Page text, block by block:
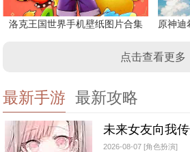
洛克王国世界手机壁纸图片合集
点击查看更多
最新手游 最新攻略
未来女友向我
2026-08-07 [角色扮演]